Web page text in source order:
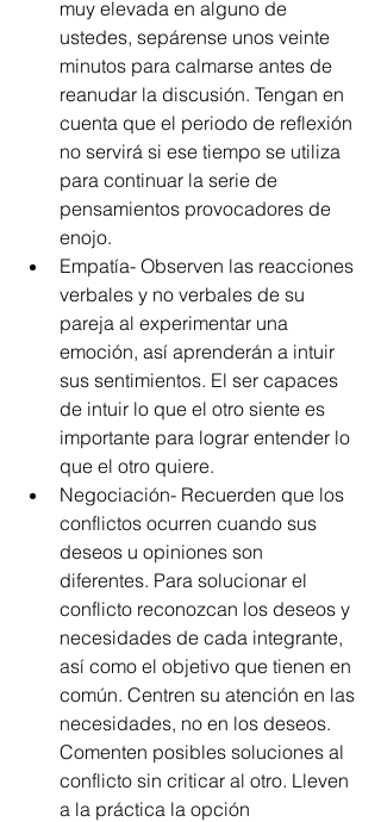
muy elevada en alguno de
ustedes, sepárense unos veinte
minutos para calmarse antes de
reanudar la discusión. Tengan en
cuenta que el periodo de reflexión
no servirá si ese tiempo se utiliza
para continuar la serie de
pensamientos provocadores de
enojo.
Empatía- Observen las reacciones
verbales y no verbales de su
pareja al experimentar una
emoción, así aprenderán a intuir
sus sentimientos. El ser capaces
de intuir lo que el otro siente es
importante para lograr entender lo
que el otro quiere.
Negociación- Recuerden que los
conflictos ocurren cuando sus
deseos u opiniones son
diferentes. Para solucionar el
conflicto reconozcan los deseos y
necesidades de cada integrante,
así como el objetivo que tienen en
común. Centren su atención en las
necesidades, no en los deseos.
Comenten posibles soluciones al
conflicto sin criticar al otro. Lleven
a la práctica la opción